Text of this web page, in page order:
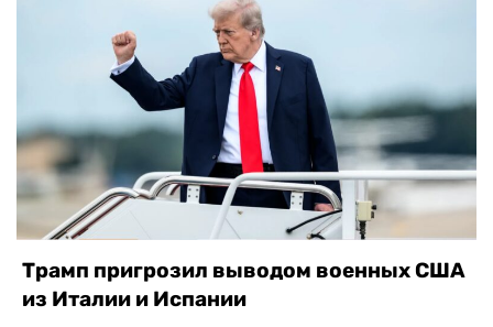
Трамп пригрозил выводом военных США
из Италии и Испании